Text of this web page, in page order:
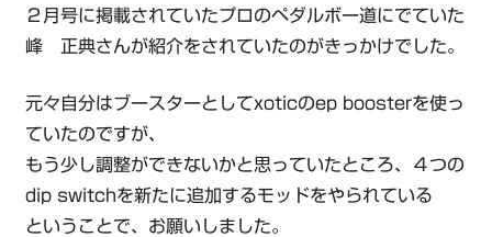
２月号に掲載されていたプロのペダルボー道にでていた
峰 正典さんが紹介をされていたのがきっかけでした。
元々自分はブースターとしてxoticのep boosterを使っ
ていたのですが、
もう少し調整ができないかと思っていたところ、４つの
dip switchを新たに追加するモッドをやられている
ということで、お願いしました。